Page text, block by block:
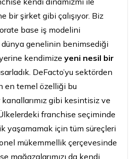
bir şirket gibi çalışıyor. Biz
base iş modelini
genelinin benimsediği
kendimize yeni nesil bir
DeFacto’yu sektörden
en temel özelliği bu
kanallarımız gibi kesintisiz ve
franchise seçiminde
yaşamamak için tüm süreçleri
mükemmellik çerçevesinde
mağazalarımızı da kendi